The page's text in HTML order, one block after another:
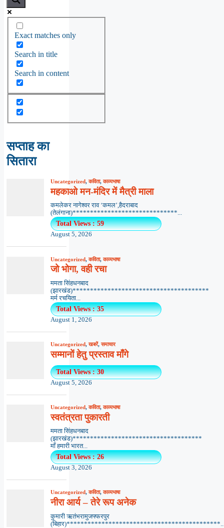
Exact matches only
Search in title
Search in content
सप्ताह का
सितारा
Uncategorized,कविता,काव्यभाषा
महकाओ मन-मंदिर में मैत्री माला
कमलेकर नागेश्वर राव ‘कमल’,हैदराबाद
(तेलंगाना)******************************...
Total Views : 59
August 5, 2026
Uncategorized,कविता,काव्यभाषा
जो भोगा, वही रचा
ममता सिंहधनबाद
(झारखंड)***************************************
मर्म रचयिता...
Total Views : 35
August 1, 2026
Uncategorized,खबरें,समाचार
सम्मानों हेतु प्रस्ताव माँगे
Total Views : 30
August 5, 2026
Uncategorized,कविता,काव्यभाषा
स्वतंत्रता पुकारती
ममता सिंहधनबाद
(झारखंड)*************************************
माँ हमारी भारत...
Total Views : 26
August 3, 2026
Uncategorized,कविता,काव्यभाषा
नीरा आर्य – तेरे रूप अनेक
कुमारी ऋतंभरामुजफ्फरपुर